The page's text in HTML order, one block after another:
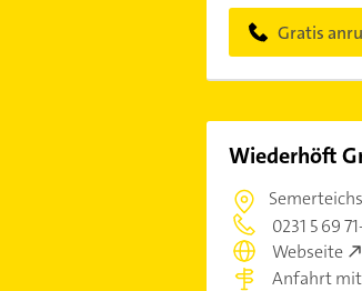
Gratis
Wiederhöft
0231 5 69
Webseite
Anfahrt mit